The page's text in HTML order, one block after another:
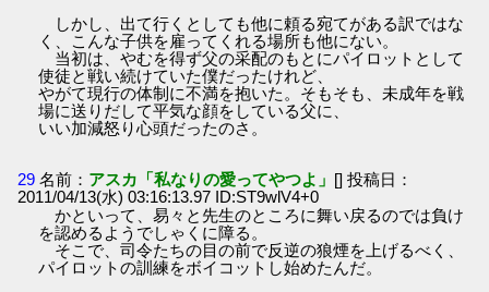
しかし、出て行くとしても他に頼る宛てがある訳ではな
く、こんな子供を雇ってくれる場所も他にない。
当初は、やむを得ず父の采配のもとにパイロットとして
使徒と戦い続けていた僕だったけれど、
やがて現行の体制に不満を抱いた。そもそも、未成年を戦
場に送りだして平気な顔をしている父に、
いい加減怒り心頭だったのさ。
29 名前： アスカ「私なりの愛ってやつよ」 [] 投稿日：
2011/04/13(水) 03:16:13.97 ID:ST9wlV4+0
かといって、易々と先生のところに舞い戻るのでは負け
を認めるようでしゃくに障る。
そこで、司令たちの目の前で反逆の狼煙を上げるべく、
パイロットの訓練をボイコットし始めたんだ。